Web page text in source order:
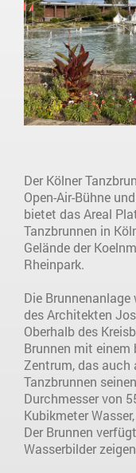
Der Kölner
Open-Air-Bühne
bietet das Areal
Tanzbrunnen in
Gelände der
Rheinpark.
Die
des Architekten
Oberhalb des
Brunnen mit einem
Zentrum, das auch
Tanzbrunnen
Durchmesser von
Kubikmeter
Der Brunnen
Wasserbilder zeigen